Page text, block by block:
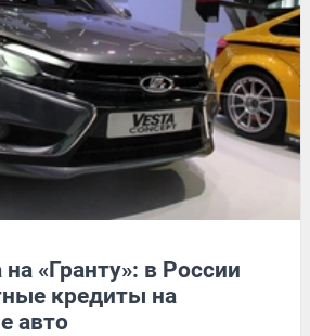
«Гранту»: в России
кредиты на
авто